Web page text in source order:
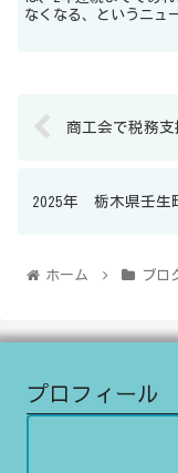
なくなる、というニュ
商工会で税務
2025年 栃木県壬生
ホーム ブロ
プロフィール